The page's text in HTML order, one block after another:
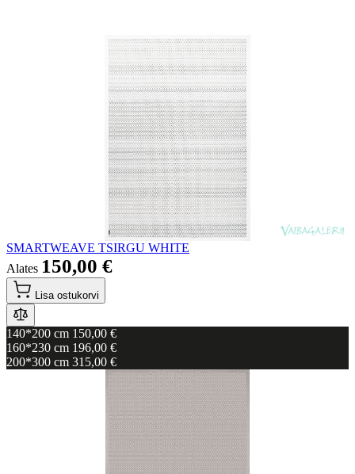
SMARTWEAVE TSIRGU WHITE
Alates 150,00 €
Lisa ostukorvi
140*200 cm 150,00 €
160*230 cm 196,00 €
200*300 cm 315,00 €